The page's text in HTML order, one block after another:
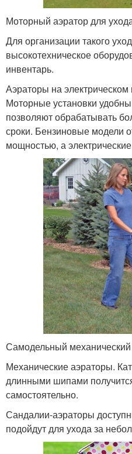
Моторный аэратор для
Для организации такого
высокотехническое
инвентарь.
Аэраторы на
Моторные установки
позволяют обрабатывать
сроки. Бензиновые модели
мощностью, а
Самодельный
Механические аэраторы.
длинными шипами
самостоятельно.
Сандалии-аэраторы
подойдут для ухода за